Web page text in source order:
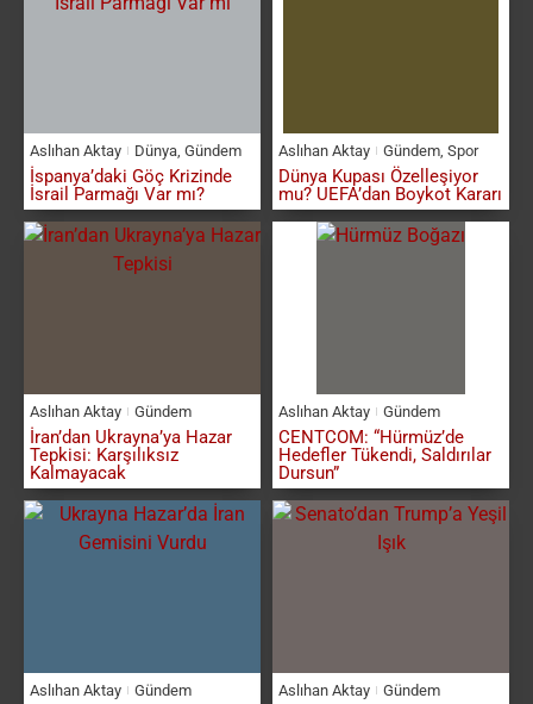
Aslıhan Aktay Dünya, Gündem
İspanya’daki Göç Krizinde
İsrail Parmağı Var mı?
Aslıhan Aktay Gündem, Spor
Dünya Kupası Özelleşiyor
mu? UEFA’dan Boykot Kararı
Aslıhan Aktay Gündem
İran’dan Ukrayna’ya Hazar
Tepkisi: Karşılıksız
Kalmayacak
Aslıhan Aktay Gündem
CENTCOM: “Hürmüz’de
Hedefler Tükendi, Saldırılar
Dursun”
Aslıhan Aktay Gündem Aslıhan Aktay Gündem